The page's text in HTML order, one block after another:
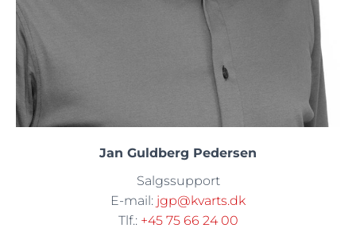
Jan Guldberg Pedersen
Salgssupport
E-mail: jgp@kvarts.dk
Tlf.: +45 75 66 24 00